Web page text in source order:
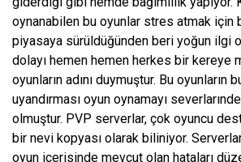
oynanabilen bu oyunlar stres atmak için
piyasaya sürüldüğünden beri yoğun ilgi
dolayı hemen hemen herkes bir kereye
oyunların adını duymuştur. Bu oyunların
uyandırması oyun oynamayı
olmuştur. PVP serverlar, çok oyuncu
bir nevi kopyası olarak biliniyor.
oyun içerisinde mevcut olan hataları